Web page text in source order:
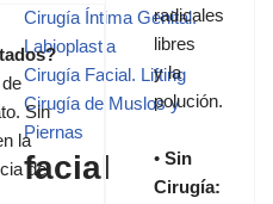
Cirugía Íntima Genital.
Labioplastia
Cirugía Facial. Lifting
Cirugía de Muslos y
Piernas
facial
Sin
la
de
radicales
libres
y la
polución.
•Sin
Cirugía: